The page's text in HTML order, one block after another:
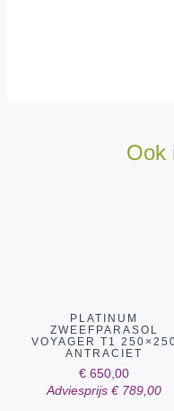
Ook
PLATINUM
ZWEEFPARASOL
VOYAGER T1
ANTRACIET
€ 650,00
Adviesprijs €789,00